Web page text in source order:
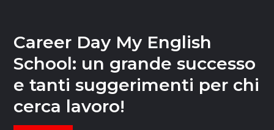
Career Day My English
School: un grande successo
e tanti suggerimenti per chi
cerca lavoro!